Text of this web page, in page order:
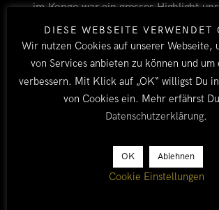
im Kongo war ein grosses Highlight
und macht uns richtig neugierig auf
Landes, der aber im Moment nach
Reisende absolut tabu ist. Wenn es die
Sicherheitslage irgendwann zulassen
wir gerne weiter ins Landesinnere der
Kongofotos findet Ihrhier.
Ein nachtraeglich eingestelltes Video
DIESE WEBSEITE VERWENDET
Wir nutzen Cookies auf unserer Webseite,
von Services anbieten zu können und um
verbessern. Mit Klick auf „OK“ willigst Du
von Cookies ein. Mehr erfährst
Datenschutzerklärung.
OK Ablehnen
Cookie Einstellungen